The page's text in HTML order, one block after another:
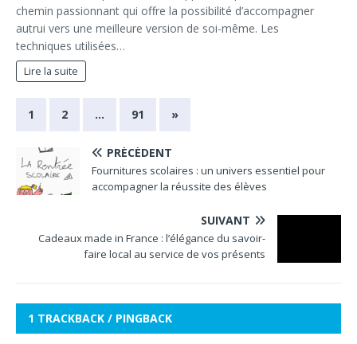
chemin passionnant qui offre la possibilité d’accompagner
autrui vers une meilleure version de soi-même. Les
techniques utilisées…
Lire la suite
1 2 … 91 »
PRÉCÉDENT
Fournitures scolaires : un univers essentiel pour
accompagner la réussite des élèves
SUIVANT
Cadeaux made in France : l’élégance du savoir-
faire local au service de vos présents
1 TRACKBACK / PINGBACK